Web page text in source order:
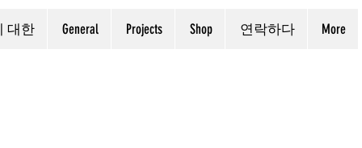
대한 General Projects Shop 연락하다 More